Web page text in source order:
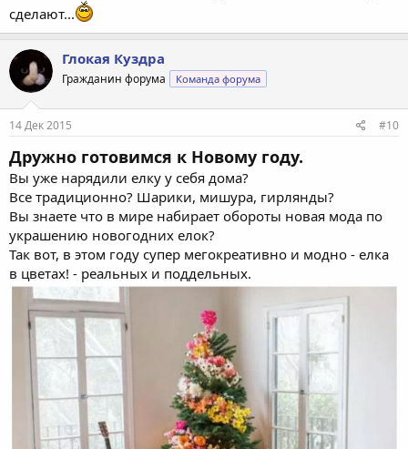
сделают...
Глокая Куздра
Гражданин форума Команда форума
14 Дек 2015 #10
Дружно готовимся к Новому году.
Вы уже нарядили елку у себя дома?
Все традиционно? Шарики, мишура, гирлянды?
Вы знаете что в мире набирает обороты новая мода по
украшению новогодних елок?
Так вот, в этом году супер мегокреативно и модно - елка
в цветах! - реальных и поддельных.